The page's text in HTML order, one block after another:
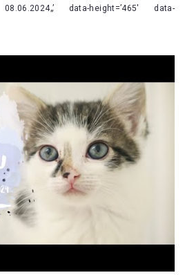
data-height=’465′ data-